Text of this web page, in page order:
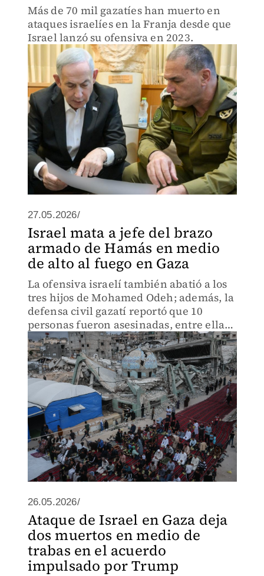
Más de 70 mil gazatíes han muerto en
ataques israelíes en la Franja desde que
Israel lanzó su ofensiva en 2023.
27.05.2026/
Israel mata a jefe del brazo
armado de Hamás en medio
de alto al fuego en Gaza
La ofensiva israelí también abatió a los
tres hijos de Mohamed Odeh; además, la
defensa civil gazatí reportó que 10
personas fueron asesinadas, entre ellas,
cinco niños.
26.05.2026/
Ataque de Israel en Gaza deja
dos muertos en medio de
trabas en el acuerdo
impulsado por Trump